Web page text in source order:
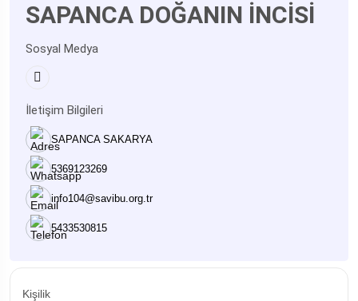
SAPANCA DOĞANIN İNCİSİ
Sosyal Medya
İletişim Bilgileri
SAPANCA SAKARYA
5369123269
info104@savibu.org.tr
5433530815
Kişilik